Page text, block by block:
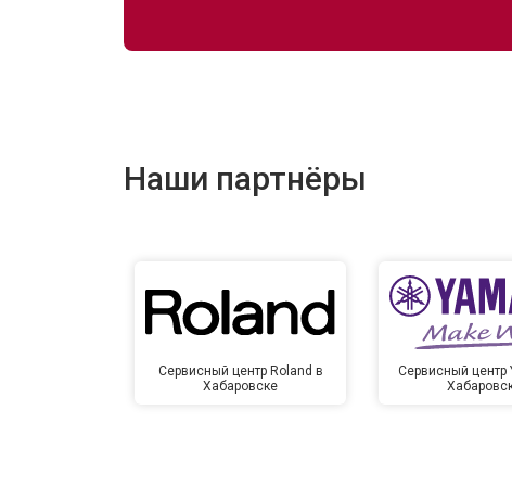
Наши партнёры
Сервисный центр Roland в
Хабаровске
Сервисный центр